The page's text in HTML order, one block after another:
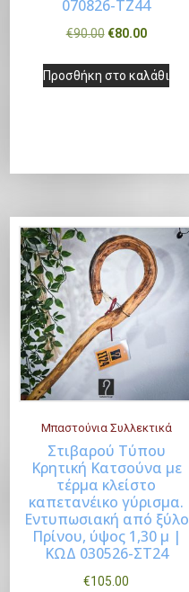
070826-TZ44
€90.00 O
i
a
p
r
c
e
w
a
s
€
9
0
.
0
0
€80.00Η
ρ
υ
α
τ
ι
μ
ν
ι
:
€
8
0
.
Προσθήκη στο καλάθι
Buy Now
Μπαστούνια Συλλεκτικά
Στιβαρού Τύπου
Κρητική Κατσούνα με
τέρμα κλείστο
καπετανέικο γύρισμα.
Εντυπωσιακή από ξύλο
Πρίνου, ύψος 1,30 μ |
ΚΩΔ 030526-ΣΤ24
€105.00